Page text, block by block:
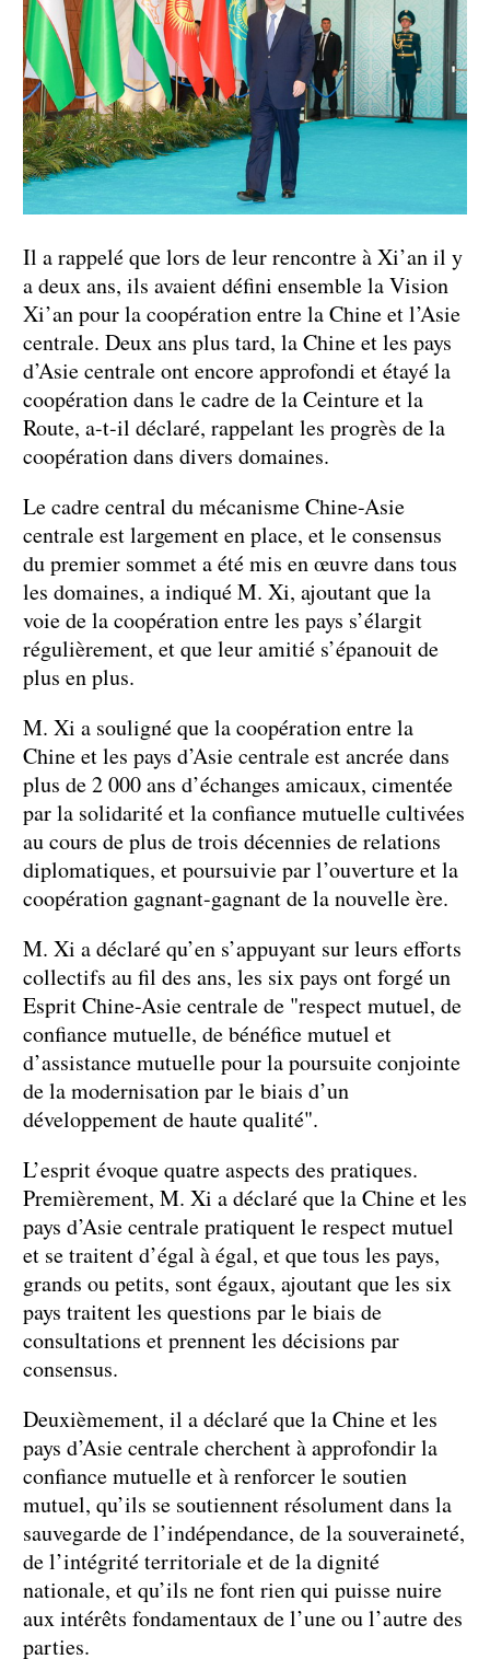
Il a rappelé que lors de leur rencontre à Xi’an il y
a deux ans, ils avaient défini ensemble la Vision
Xi’an pour la coopération entre la Chine et l’Asie
centrale. Deux ans plus tard, la Chine et les pays
d’Asie centrale ont encore approfondi et étayé la
coopération dans le cadre de la Ceinture et la
Route, a-t-il déclaré, rappelant les progrès de la
coopération dans divers domaines.
Le cadre central du mécanisme Chine-Asie
centrale est largement en place, et le consensus
du premier sommet a été mis en œuvre dans tous
les domaines, a indiqué M. Xi, ajoutant que la
voie de la coopération entre les pays s’élargit
régulièrement, et que leur amitié s’épanouit de
plus en plus.
M. Xi a souligné que la coopération entre la
Chine et les pays d’Asie centrale est ancrée dans
plus de 2 000 ans d’échanges amicaux, cimentée
par la solidarité et la confiance mutuelle cultivées
au cours de plus de trois décennies de relations
diplomatiques, et poursuivie par l’ouverture et la
coopération gagnant-gagnant de la nouvelle ère.
M. Xi a déclaré qu’en s’appuyant sur leurs efforts
collectifs au fil des ans, les six pays ont forgé un
Esprit Chine-Asie centrale de "respect mutuel, de
confiance mutuelle, de bénéfice mutuel et
d’assistance mutuelle pour la poursuite conjointe
de la modernisation par le biais d’un
développement de haute qualité".
L’esprit évoque quatre aspects des pratiques.
Premièrement, M. Xi a déclaré que la Chine et les
pays d’Asie centrale pratiquent le respect mutuel
et se traitent d’égal à égal, et que tous les pays,
grands ou petits, sont égaux, ajoutant que les six
pays traitent les questions par le biais de
consultations et prennent les décisions par
consensus.
Deuxièmement, il a déclaré que la Chine et les
pays d’Asie centrale cherchent à approfondir la
confiance mutuelle et à renforcer le soutien
mutuel, qu’ils se soutiennent résolument dans la
sauvegarde de l’indépendance, de la souveraineté,
de l’intégrité territoriale et de la dignité
nationale, et qu’ils ne font rien qui puisse nuire
aux intérêts fondamentaux de l’une ou l’autre des
parties.